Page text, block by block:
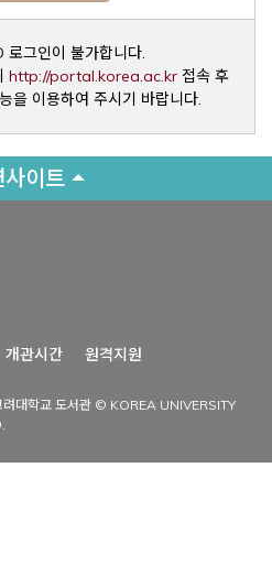
로그인이 불가합니다.
http://portal.korea.ac.krOpens a
접속 후
을 이용하여 주시기 바랍니다.
사이트
개관시간 원격지원
대학교 도서관 © KOREA UNIVERSITY
new window